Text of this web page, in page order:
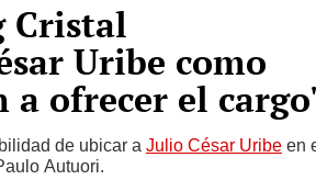
Cristal
Uribe como
a ofrecer el
de ubicar a Julio César Uribe en
Autuori.